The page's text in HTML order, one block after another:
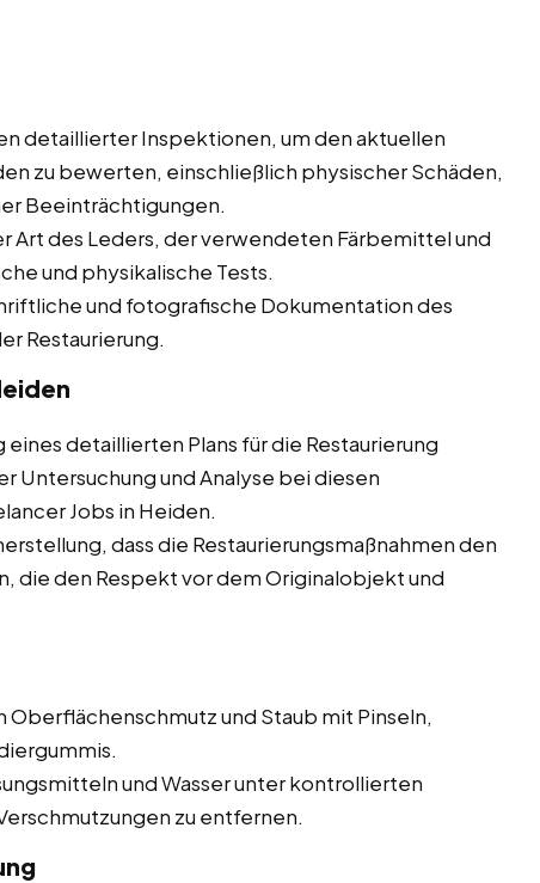
detaillierter Inspektionen, um den aktuellen
zu bewerten, einschließlich physischer Schäden,
Beeinträchtigungen.
Art des Leders, der verwendeten Färbemittel und
und physikalische Tests.
und fotografische Dokumentation des
Restaurierung.
eines detaillierten Plans für die Restaurierung
Untersuchung und Analyse bei diesen
Jobs in Heiden.
dass die Restaurierungsmaßnahmen den
die den Respekt vor dem Originalobjekt und
Oberflächenschmutz und Staub mit Pinseln,
und Wasser unter kontrollierten
zu entfernen.